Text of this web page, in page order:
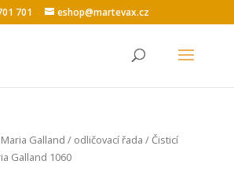
701 eshop@martevax.cz
Maria Galland / odličovací řada / Čisticí
Galland 1060